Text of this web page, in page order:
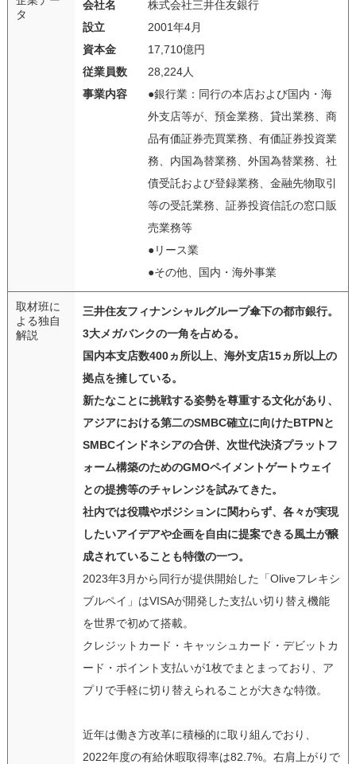
タ
会社名
株式会社三井住友銀行
設立
2001年4月
資本金
17,710億円
従業員数
28,224人
事業内容
●銀行業：同行の本店および国内・海
外支店等が、預金業務、貸出業務、商
品有価証券売買業務、有価証券投資業
務、内国為替業務、外国為替業務、社
債受託および登録業務、金融先物取引
等の受託業務、証券投資信託の窓口販
売業務等
●リース業
●その他、国内・海外事業
取材班に
よる独自
解説
三井住友フィナンシャルグループ傘下の都市銀行。
3大メガバンクの一角を占める。
国内本支店数400ヵ所以上、海外支店15ヵ所以上の
拠点を擁している。
新たなことに挑戦する姿勢を尊重する文化があり、
アジアにおける第二のSMBC確立に向けたBTPNと
SMBCインドネシアの合併、次世代決済プラットフ
ォーム構築のためのGMOペイメントゲートウェイ
との提携等のチャレンジを試みてきた。
社内では役職やポジションに関わらず、各々が実現
したいアイデアや企画を自由に提案できる風土が醸
成されていることも特徴の一つ。
2023年3月から同行が提供開始した「Oliveフレキシ
ブルペイ」はVISAが開発した支払い切り替え機能
を世界で初めて搭載。
クレジットカード・キャッシュカード・デビットカ
ード・ポイント支払いが1枚でまとまっており、ア
プリで手軽に切り替えられることが大きな特徴。
近年は働き方改革に積極的に取り組んでおり、
2022年度の有給休暇取得率は82.7%。右肩上がりで